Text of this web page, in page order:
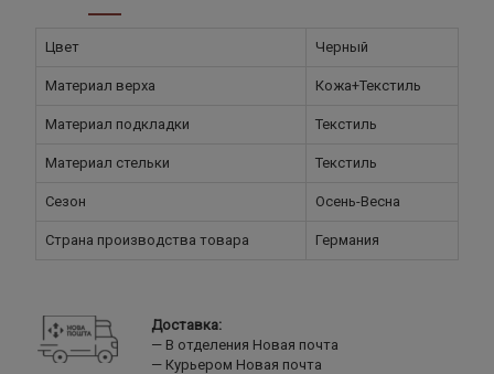
Цвет Черный
Материал верха Кожа+Текстиль
Материал подкладки Текстиль
Материал стельки Текстиль
Сезон Осень-Весна
Страна производства товара Германия
Доставка:
В отделения Новая почта
Курьером Новая почта